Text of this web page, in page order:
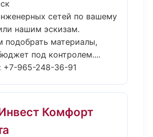
сетей по вашему
нашим эскизам.
подобрать материалы,
под контролем....
+7-965-248-36-91
Комфорт